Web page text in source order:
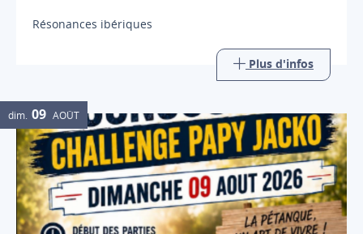
Résonances ibériques
Plus d'infos
dim. 09 AOÛT